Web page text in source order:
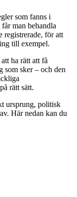
som fanns i
man behandla
registrerade, för att
till exempel.
ha rätt att få
som sker – och den
rätt sätt.
ursprung, politisk
Här nedan kan du